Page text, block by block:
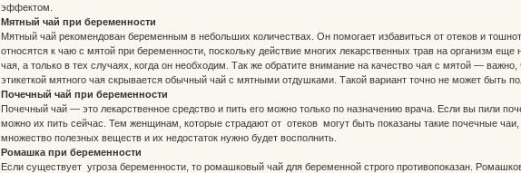
эффектом.
Мятный чай при беременности
Мятный чай рекомендован беременным в небольших количествах. Он помогает избавиться от отеков и
относятся к чаю с мятой при беременности, поскольку действие многих лекарственных трав на организм
чая, а только в тех случаях, когда он необходим. Так же обратите внимание на качество чая с мятой —
этикеткой мятного чая скрывается обычный чай с мятными отдушками. Такой вариант точно не может быть
Почечный чай при беременности
Почечный чай — это лекарственное средство и пить его можно только по назначению врача. Если вы пили
можно их пить сейчас. Тем женщинам, которые страдают от отеков могут быть показаны такие почечные
множество полезных веществ и их недостаток нужно будет восполнить.
Ромашка при беременности
Если существует угроза беременности, то ромашковый чай для беременной строго противопоказан.